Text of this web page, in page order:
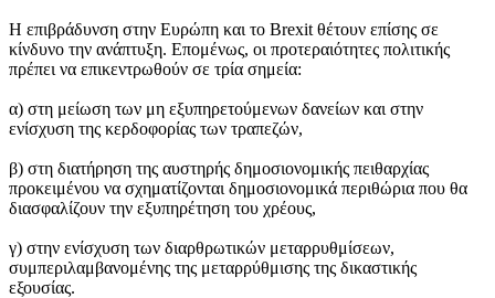
Η επιβράδυνση στην Ευρώπη και το Brexit θέτουν επίσης σε
κίνδυνο την ανάπτυξη. Επομένως, οι προτεραιότητες πολιτικής
πρέπει να επικεντρωθούν σε τρία σημεία:
α) στη μείωση των μη εξυπηρετούμενων δανείων και στην
ενίσχυση της κερδοφορίας των τραπεζών,
β) στη διατήρηση της αυστηρής δημοσιονομικής πειθαρχίας
προκειμένου να σχηματίζονται δημοσιονομικά περιθώρια που θα
διασφαλίζουν την εξυπηρέτηση του χρέους,
γ) στην ενίσχυση των διαρθρωτικών μεταρρυθμίσεων,
συμπεριλαμβανομένης της μεταρρύθμισης της δικαστικής
εξουσίας.